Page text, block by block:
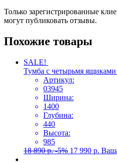
Только зарегистрированные
могут публиковать отзывы.
Похожие товары
SALE!
Тумба с четырьмя
Артикул:
03945
Ширина:
1400
Глубина:
440
Высота:
985
18 890р. -5% 17 990 р.